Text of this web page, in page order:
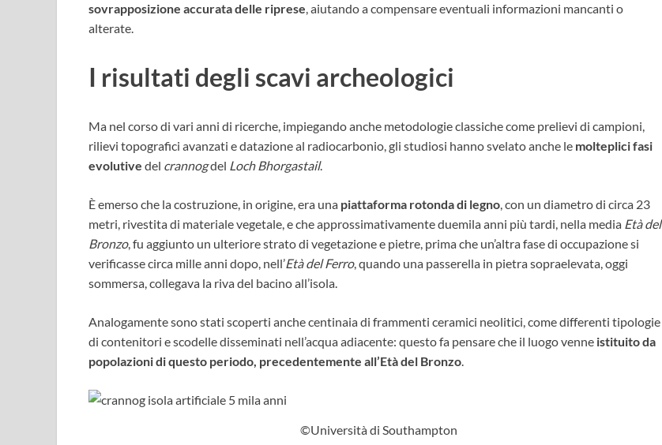
sovrapposizione accurata delle riprese, aiutando a compensare eventuali informazioni mancanti o
alterate.
I risultati degli scavi archeologici
Ma nel corso di vari anni di ricerche, impiegando anche metodologie classiche come prelievi di campioni,
rilievi topografici avanzati e datazione al radiocarbonio, gli studiosi hanno svelato anche le molteplici fasi
evolutive del crannogdel Loch Bhorgastail.
È emerso che la costruzione, in origine, era una piattaforma rotonda di legno , con un diametro di circa 23
metri, rivestita di materiale vegetale, e che approssimativamente duemila anni più tardi, nella media Età del
Bronzo, fu aggiunto un ulteriore strato di vegetazione e pietre, prima che un’altra fase di occupazione si
verificasse circa mille anni dopo, nell’Età del Ferro, quando una passerella in pietra sopraelevata, oggi
sommersa, collegava la riva del bacino all’isola.
Analogamente sono stati scoperti anche centinaia di frammenti ceramici neolitici, come differenti tipologie
di contenitori e scodelle disseminati nell’acqua adiacente: questo fa pensare che il luogo venne istituito da
popolazioni di questo periodo, precedentemente all’Età del Bronzo
©Università di Southampton